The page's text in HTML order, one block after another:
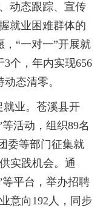
动态跟踪、宣传
就业困难群体的
“一对一”开展就
个，年内实现656
态清零。
业。苍溪县开
活动，组织89名
委等部门征集就
实践机会。通
等平台，举办招聘
意向192人，同步